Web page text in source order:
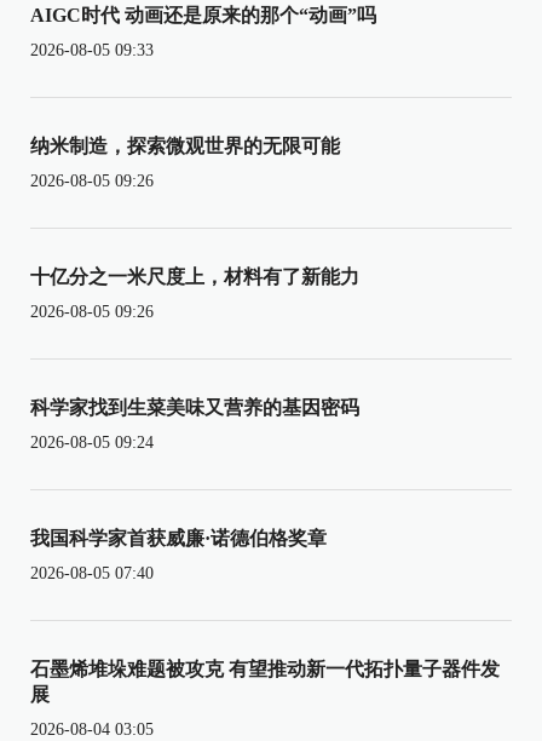
AIGC时代 动画还是原来的那个“动画”吗
2026-08-05 09:33
纳米制造，探索微观世界的无限可能
2026-08-05 09:26
十亿分之一米尺度上，材料有了新能力
2026-08-05 09:26
科学家找到生菜美味又营养的基因密码
2026-08-05 09:24
我国科学家首获威廉·诺德伯格奖章
2026-08-05 07:40
石墨烯堆垛难题被攻克 有望推动新一代拓扑量子器件发
展
2026-08-04 03:05